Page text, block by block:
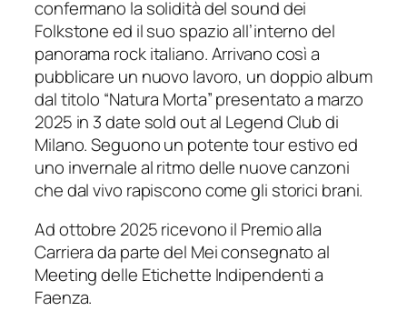
confermano la solidità del sound dei
Folkstone ed il suo spazio all’interno del
panorama rock italiano. Arrivano così a
pubblicare un nuovo lavoro, un doppio album
dal titolo “Natura Morta” presentato a marzo
2025 in 3 date sold out al Legend Club di
Milano. Seguono un potente tour estivo ed
uno invernale al ritmo delle nuove canzoni
che dal vivo rapiscono come gli storici brani.
Ad ottobre 2025 ricevono il Premio alla
Carriera da parte del Mei consegnato al
Meeting delle Etichette Indipendenti a
Faenza.